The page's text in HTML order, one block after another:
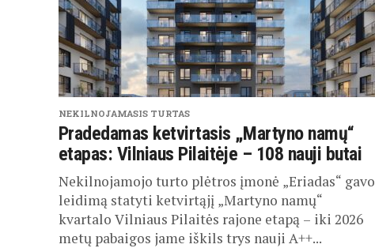
NEKILNOJAMASIS TURTAS
Pradedamas ketvirtasis „Martyno namų“
etapas: Vilniaus Pilaitėje – 108 nauji butai
Nekilnojamojo turto plėtros įmonė „Eriadas“ gavo
leidimą statyti ketvirtąjį „Martyno namų“
kvartalo Vilniaus Pilaitės rajone etapą – iki 2026
metų pabaigos jame iškils trys nauji A++...